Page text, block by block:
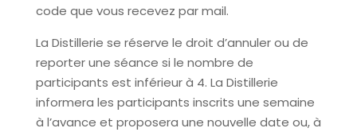
code que vous recevez par mail.
La Distillerie se réserve le droit d’annuler ou de
reporter une séance si le nombre de
participants est inférieur à 4. La Distillerie
informera les participants inscrits une semaine
à l’avance et proposera une nouvelle date ou, à